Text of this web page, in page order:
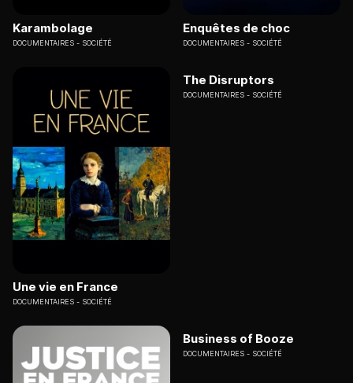
Karambolage
DOCUMENTAIRES SOCIÉTÉ
Enquêtes de choc
DOCUMENTAIRES SOCIÉTÉ
Une vie en France
DOCUMENTAIRES SOCIÉTÉ
The Disruptors
DOCUMENTAIRES SOCIÉTÉ
Business of Booze
DOCUMENTAIRES SOCIÉTÉ